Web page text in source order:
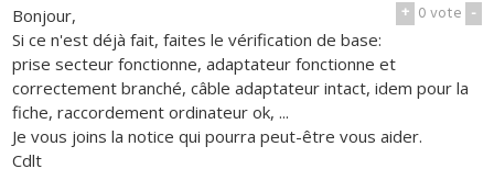
+ 0vote -
Bonjour,
Si ce n'est déjà fait, faites le vérification de base:
prise secteur fonctionne, adaptateur fonctionne et
correctement branché, câble adaptateur intact, idem pour la
fiche, raccordement ordinateur ok, ...
Je vous joins la notice qui pourra peut-être vous aider.
Cdlt